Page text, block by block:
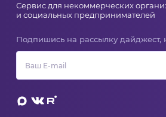
Сервис для некоммерческих
и социальных предпринимателей
Подпишись на рассылку дайджест,